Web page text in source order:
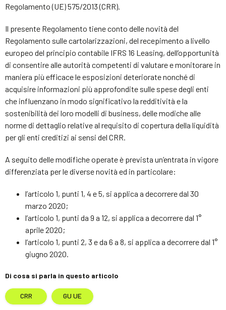
Regolamento (UE) 575/2013 (CRR).
Il presente Regolamento tiene conto delle novità del
Regolamento sulle cartolarizzazioni, del recepimento a livello
europeo del principio contabile IFRS 16 Leasing, dell’opportunità
di consentire alle autorità competenti di valutare e monitorare in
maniera più efficace le esposizioni deteriorate nonché di
acquisire informazioni più approfondite sulle spese degli enti
che influenzano in modo significativo la redditività e la
sostenibilità dei loro modelli di business, delle modiche alle
norme di dettaglio relative al requisito di copertura della liquidità
per gli enti creditizi ai sensi del CRR.
A seguito delle modifiche operate è prevista un’entrata in vigore
differenziata per le diverse novità ed in particolare:
l’articolo 1, punti 1, 4 e 5, si applica a decorrere dal 30
marzo 2020;
l’articolo 1, punti da 9 a 12, si applica a decorrere dal 1°
aprile 2020;
l’articolo 1, punti 2, 3 e da 6 a 8, si applica a decorrere dal 1°
giugno 2020.
Di cosa si parla in questo articolo
CRR GU UE